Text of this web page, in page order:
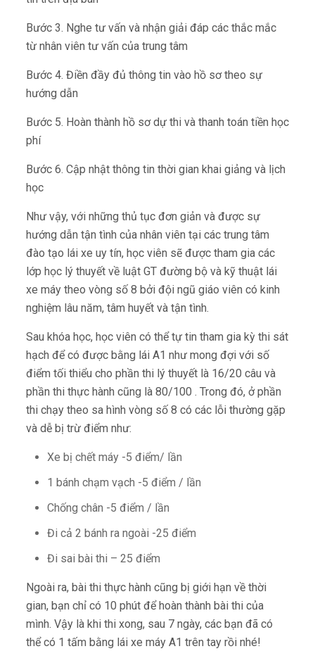
Bước 3. Nghe tư vấn và nhận giải đáp các thắc mắc
từ nhân viên tư vấn của trung tâm
Bước 4. Điền đầy đủ thông tin vào hồ sơ theo sự
hướng dẫn
Bước 5. Hoàn thành hồ sơ dự thi và thanh toán tiền học
phí
Bước 6. Cập nhật thông tin thời gian khai giảng và lịch
học
Như vậy, với những thủ tục đơn giản và được sự
hướng dẫn tận tình của nhân viên tại các trung tâm
đào tạo lái xe uy tín, học viên sẽ được tham gia các
lớp học lý thuyết về luật GT đường bộ và kỹ thuật lái
xe máy theo vòng số 8 bởi đội ngũ giáo viên có kinh
nghiệm lâu năm, tâm huyết và tận tình.
Sau khóa học, học viên có thể tự tin tham gia kỳ thi sát
hạch để có được bằng lái A1 như mong đợi với số
điểm tối thiểu cho phần thi lý thuyết là 16/20 câu và
phần thi thực hành cũng là 80/100 . Trong đó, ở phần
thi chạy theo sa hình vòng số 8 có các lỗi thường gặp
và dễ bị trừ điểm như:
Xe bị chết máy -5 điểm/ lần
1 bánh chạm vạch -5 điểm / lần
Chống chân -5 điểm / lần
Đi cả 2 bánh ra ngoài -25 điểm
Đi sai bài thi – 25 điểm
Ngoài ra, bài thi thực hành cũng bị giới hạn về thời
gian, bạn chỉ có 10 phút để hoàn thành bài thi của
mình. Vậy là khi thi xong, sau 7 ngày, các bạn đã có
thể có 1 tấm bằng lái xe máy A1 trên tay rồi nhé!